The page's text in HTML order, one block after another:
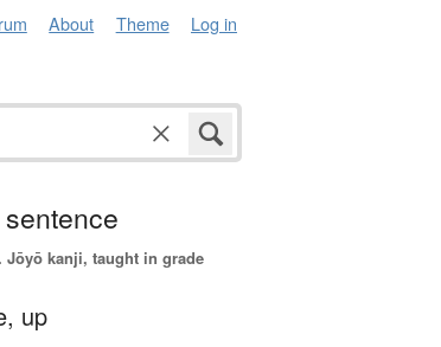
About Theme Log in
Jōyō kanji, taught in grade
up